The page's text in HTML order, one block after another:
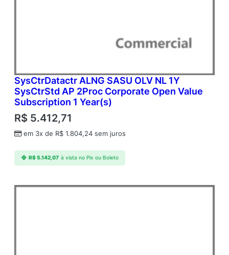
SysCtrDatactr ALNG SASU OLV NL 1Y
SysCtrStd AP 2Proc Corporate Open Value
Subscription 1 Year(s)
R$ 5.412,71
em 3x de R$ 1.804,24 sem juros
R$5.142,07 à vista no Pix ou Boleto